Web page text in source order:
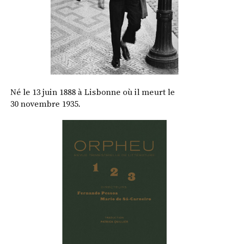
Né le 13 juin 1888 à Lisbonne où il meurt le
30 novembre 1935.